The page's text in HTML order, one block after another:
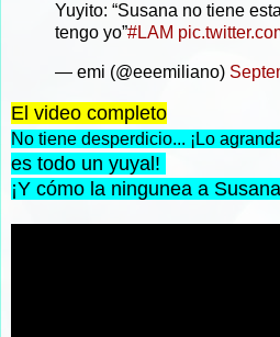
Yuyito: “Susana no tiene
tengo yo”#LAM
— emi (@eeemiliano)
El video completo
No tiene desperdicio... ¡Lo
es todo un yuyal!
¡Y cómo la ningunea a